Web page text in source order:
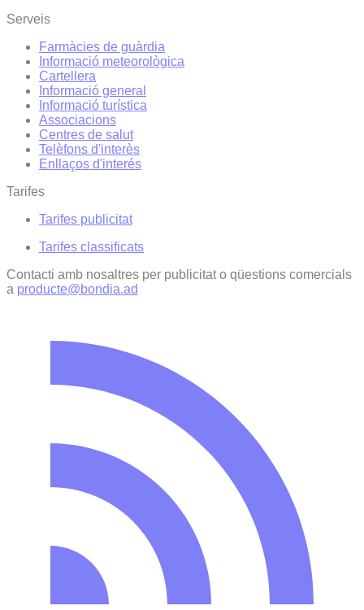
Serveis
Farmàcies de guàrdia
Informació meteorològica
Cartellera
Informació general
Informació turística
Associacions
Centres de salut
Telèfons d'interès
Enllaços d'interés
Tarifes
Tarifes publicitat
Tarifes classificats
Contacti amb nosaltres per publicitat o qüestions comercials
a producte@bondia.ad